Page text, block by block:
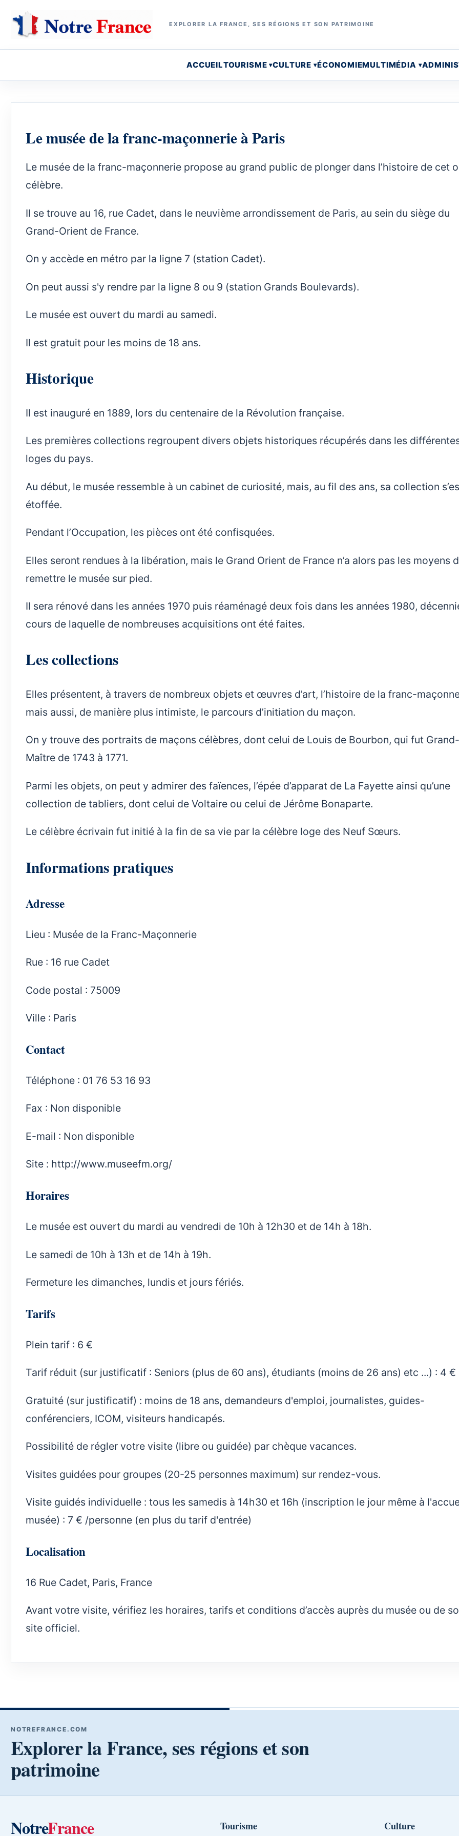
EXPLORER LA FRANCE, SES RÉGIONS ET SON PATRIMOINE
ACCUEILTOURISME CULTURE ÉCONOMIEMULTIMÉDIA
Le musée de la franc-maçonnerie à Paris
Le musée de la franc-maçonnerie propose au grand public de plonger dans l’histoire de cet
célèbre.
Il se trouve au 16, rue Cadet, dans le neuvième arrondissement de Paris, au sein du siège du
Grand-Orient de France.
On y accède en métro par la ligne 7 (station Cadet).
On peut aussi s'y rendre par la ligne 8 ou 9 (station Grands Boulevards).
Le musée est ouvert du mardi au samedi.
Il est gratuit pour les moins de 18 ans.
Historique
Il est inauguré en 1889, lors du centenaire de la Révolution française.
Les premières collections regroupent divers objets historiques récupérés dans les
loges du pays.
Au début, le musée ressemble à un cabinet de curiosité, mais, au fil des ans, sa collection
étoffée.
Pendant l’Occupation, les pièces ont été confisquées.
Elles seront rendues à la libération, mais le Grand Orient de France n’a alors pas les moyens
remettre le musée sur pied.
Il sera rénové dans les années 1970 puis réaménagé deux fois dans les années 1980,
cours de laquelle de nombreuses acquisitions ont été faites.
Les collections
Elles présentent, à travers de nombreux objets et œuvres d’art, l’histoire de la franc-
mais aussi, de manière plus intimiste, le parcours d’initiation du maçon.
On y trouve des portraits de maçons célèbres, dont celui de Louis de Bourbon, qui fut Grand-
Maître de 1743 à 1771.
Parmi les objets, on peut y admirer des faïences, l’épée d’apparat de La Fayette ainsi qu’une
collection de tabliers, dont celui de Voltaire ou celui de Jérôme Bonaparte.
Le célèbre écrivain fut initié à la fin de sa vie par la célèbre loge des Neuf Sœurs.
Informations pratiques
Adresse
Lieu : Musée de la Franc-Maçonnerie
Rue : 16 rue Cadet
Code postal : 75009
Ville : Paris
Contact
Téléphone : 01 76 53 16 93
Fax : Non disponible
E-mail : Non disponible
Site : http://www.museefm.org/
Horaires
Le musée est ouvert du mardi au vendredi de 10h à 12h30 et de 14h à 18h.
Le samedi de 10h à 13h et de 14h à 19h.
Fermeture les dimanches, lundis et jours fériés.
Tarifs
Plein tarif : 6 €
Tarif réduit (sur justificatif : Seniors (plus de 60 ans), étudiants (moins de 26 ans) etc ...) : 4 €
Gratuité (sur justificatif) : moins de 18 ans, demandeurs d'emploi, journalistes, guides-
conférenciers, ICOM, visiteurs handicapés.
Possibilité de régler votre visite (libre ou guidée) par chèque vacances.
Visites guidées pour groupes (20-25 personnes maximum) sur rendez-vous.
Visite guidés individuelle : tous les samedis à 14h30 et 16h (inscription le jour même à
musée) : 7 € /personne (en plus du tarif d'entrée)
Localisation
16 Rue Cadet, Paris, France
Avant votre visite, vérifiez les horaires, tarifs et conditions d’accès auprès du musée ou de
site officiel.
NOTREFRANCE.COM
Explorer la France, ses régions et son
patrimoine
NotreFrance Tourisme Culture